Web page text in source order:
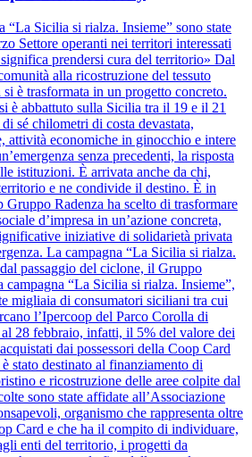
“La Sicilia si rialza. Insieme” sono state
Settore operanti nei territori interessati
prendersi cura del territorio» Dal
alla ricostruzione del tessuto
è trasformata in un progetto concreto.
è abbattuto sulla Sicilia tra il 19 e il 21
sé chilometri di costa devastata,
attività economiche in ginocchio e intere
senza precedenti, la risposta
istituzioni. È arrivata anche da chi,
e ne condivide il destino. È in
Gruppo Radenza ha scelto di trasformare
d’impresa in un’azione concreta,
iniziative di solidarietà privata
La campagna “La Sicilia si rialza.
passaggio del ciclone, il Gruppo
campagna “La Sicilia si rialza. Insieme”,
migliaia di consumatori siciliani tra cui
l’Ipercoop del Parco Corolla di
28 febbraio, infatti, il 5% del valore dei
dai possessori della Coop Card
stato destinato al finanziamento di
e ricostruzione delle aree colpite dal
sono state affidate all’Associazione
organismo che rappresenta oltre
Card e che ha il compito di individuare,
enti del territorio, i progetti da